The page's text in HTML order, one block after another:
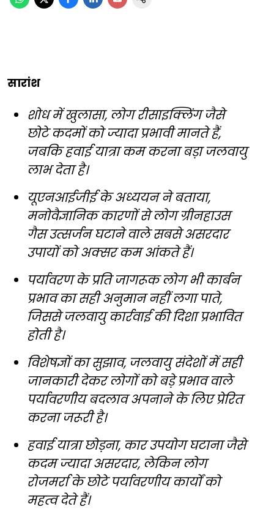
सारांश
शोध में खुलासा, लोग रीसाइक्लिंग जैसे
छोटे कदमों को ज्यादा प्रभावी मानते हैं,
जबकि हवाई यात्रा कम करना बड़ा जलवायु
लाभ देता है।
यूएनआईजीई के अध्ययन ने बताया,
मनोवैज्ञानिक कारणों से लोग ग्रीनहाउस
गैस उत्सर्जन घटाने वाले सबसे असरदार
उपायों को अक्सर कम आंकते हैं।
पर्यावरण के प्रति जागरूक लोग भी कार्बन
प्रभाव का सही अनुमान नहीं लगा पाते,
जिससे जलवायु कार्रवाई की दिशा प्रभावित
होती है।
विशेषज्ञों का सुझाव, जलवायु संदेशों में सही
जानकारी देकर लोगों को बड़े प्रभाव वाले
पर्यावरणीय बदलाव अपनाने के लिए प्रेरित
करना जरूरी है।
हवाई यात्रा छोड़ना, कार उपयोग घटाना जैसे
कदम ज्यादा असरदार, लेकिन लोग
रोजमर्रा के छोटे पर्यावरणीय कार्यों को
महत्व देते हैं।